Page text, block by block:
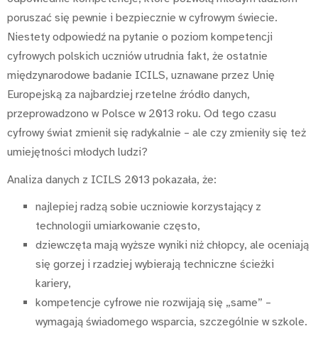
poruszać się pewnie i bezpiecznie w cyfrowym świecie.
Niestety odpowiedź na pytanie o poziom kompetencji
cyfrowych polskich uczniów utrudnia fakt, że ostatnie
międzynarodowe badanie ICILS, uznawane przez Unię
Europejską za najbardziej rzetelne źródło danych,
przeprowadzono w Polsce w 2013 roku. Od tego czasu
cyfrowy świat zmienił się radykalnie – ale czy zmieniły się też
umiejętności młodych ludzi?
Analiza danych z ICILS 2013 pokazała, że:
najlepiej radzą sobie uczniowie korzystający z
technologii umiarkowanie często,
dziewczęta mają wyższe wyniki niż chłopcy, ale oceniają
się gorzej i rzadziej wybierają techniczne ścieżki
kariery,
kompetencje cyfrowe nie rozwijają się „same” –
wymagają świadomego wsparcia, szczególnie w szkole.